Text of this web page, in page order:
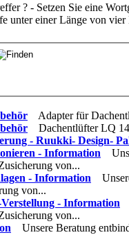
? - Setzen Sie eine
unter einer Länge von
Adapter für
Dachentlüfter LQ
- Ruukki- Design-
- Information
von...
- Information
von...
- Information
von...
Unsere Beratung